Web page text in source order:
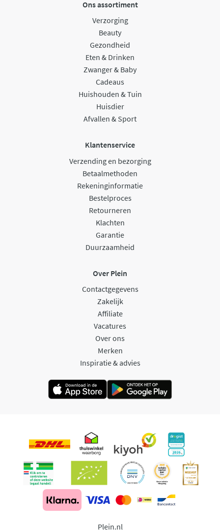
Ons assortiment
Verzorging
Beauty
Gezondheid
Eten & Drinken
Zwanger & Baby
Cadeaus
Huishouden & Tuin
Huisdier
Afvallen & Sport
Klantenservice
Verzending en bezorging
Betaalmethoden
Rekeninginformatie
Bestelproces
Retourneren
Klachten
Garantie
Duurzaamheid
Over Plein
Contactgegevens
Zakelijk
Affiliate
Vacatures
Over ons
Merken
Inspiratie & advies
Plein.nl